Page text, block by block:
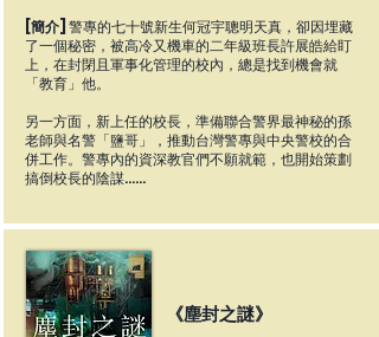
[簡介] 警專的七十號新生何冠宇聰明天真，卻因埋藏
了一個秘密，被高冷又機車的二年級班長許展皓給盯
上，在封閉且軍事化管理的校內，總是找到機會就
「教育」他。
另一方面，新上任的校長，準備聯合警界最神秘的孫
老師與名警「鹽哥」，推動台灣警專與中央警校的合
併工作。警專內的資深教官們不願就範，也開始策劃
搞倒校長的陰謀……
《塵封之謎》